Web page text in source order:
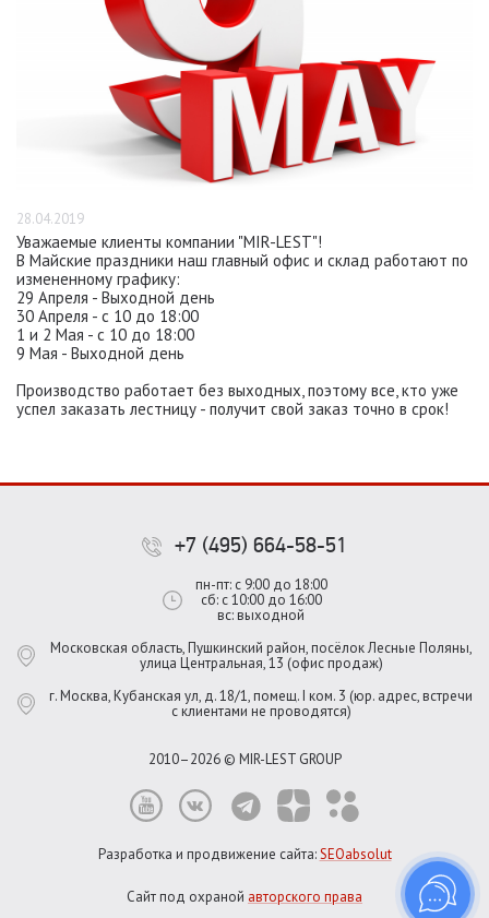
28.04.2019
Уважаемые клиенты компании "MIR-LEST"!
В Майские праздники наш главный офис и склад работают по
измененному графику:
29 Апреля - Выходной день
30 Апреля - с 10 до 18:00
1 и 2 Мая - с 10 до 18:00
9 Мая - Выходной день
Производство работает без выходных, поэтому все, кто уже
успел заказать лестницу - получит свой заказ точно в срок!
+7 (495) 664-58-51
пн-пт: с 9:00 до 18:00
сб: с 10:00 до 16:00
вс: выходной
Московская область, Пушкинский район, посёлок Лесные Поляны,
улица Центральная, 13 (офис продаж)
г. Москва, Кубанская ул, д. 18/1, помещ. I ком. 3 (юр. адрес, встречи
с клиентами не проводятся)
2010–2026 © MIR-LEST GROUP
Разработка и продвижение сайта:SEOabsolut
Сайт под охраной авторского права